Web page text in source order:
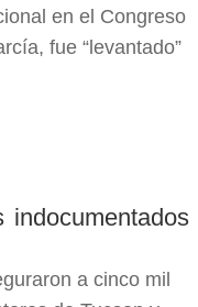
en el Congreso
fue “levantado”
indocumentados
a cinco mil